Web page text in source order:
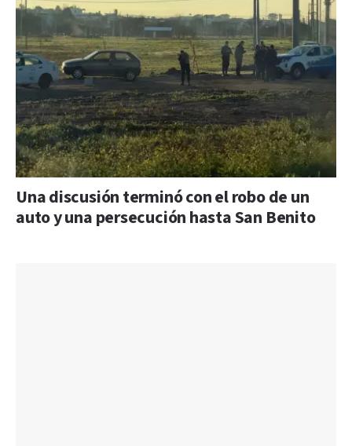
Una discusión terminó con el robo de un
auto y una persecución hasta San Benito